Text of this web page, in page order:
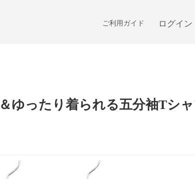
ご利用ガイド ログイン
ゆったり着られる五分袖Tシ